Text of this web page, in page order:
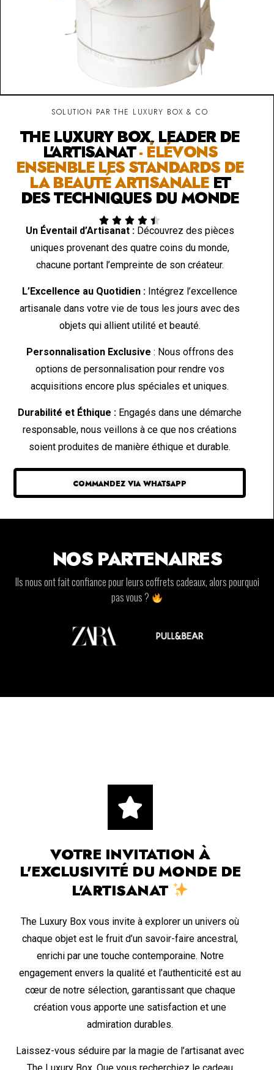
SOLUTION PAR THE LUXURY BOX & CO
THE LUXURY BOX, LEADER DE
L'ARTISANAT- ÉLÉVONS
ENSENBLE LES STANDARDS DE
LA BEAUTÉ ARTISANALE ET
DES TECHNIQUES DU MONDE
    
Un Éventail d’Artisanat :Découvrez des pièces
uniques provenant des quatre coins du monde,
chacune portant l’empreinte de son créateur.
L’Excellence au Quotidien : Intégrez l’excellence
artisanale dans votre vie de tous les jours avec des
objets qui allient utilité et beauté.
Personnalisation Exclusive : Nous offrons des
options de personnalisation pour rendre vos
acquisitions encore plus spéciales et uniques.
Durabilité et Éthique : Engagés dans une démarche
responsable, nous veillons à ce que nos créations
soient produites de manière éthique et durable.
COMMANDEZ VIA WHATSAPP
NOS PARTENAIRES
Ils nous ont fait confiance pour leurs coffrets cadeaux, alors pourquoi
pas vous ?
VOTRE INVITATION À
L'EXCLUSIVITÉ DU MONDE DE
L'ARTISANAT
The Luxury Box vous invite à explorer un univers où
chaque objet est le fruit d’un savoir-faire ancestral,
enrichi par une touche contemporaine. Notre
engagement envers la qualité et l’authenticité est au
cœur de notre sélection, garantissant que chaque
création vous apporte une satisfaction et une
admiration durables.
Laissez-vous séduire par la magie de l’artisanat avec